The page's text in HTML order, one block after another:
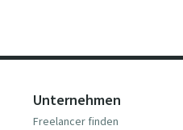
Unternehmen
Freelancer finden